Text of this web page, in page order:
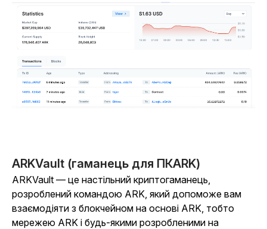
ARKVault (гаманець для ПКARK)
ARKVault — це настільний криптогаманець,
розроблений командою ARK, який допоможе вам
взаємодіяти з блокчейном на основі ARK, тобто
мережею ARK і будь-якими розробленими на